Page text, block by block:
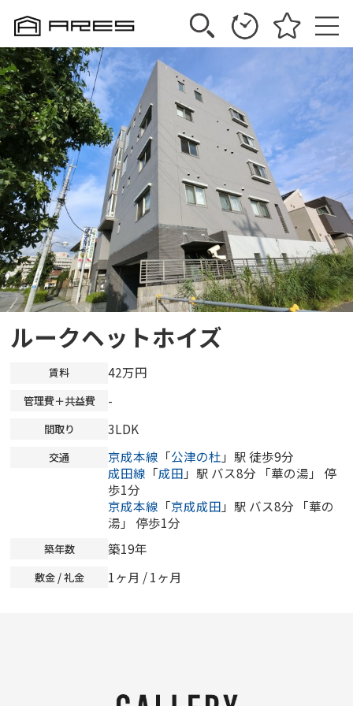
ルークヘットホイズ
賃料 42万円
管理費＋共益費 -
間取り 3LDK
交通 京成本線 「公津の杜 」駅 徒歩9分
成田線 「成田 」駅 バス8分 「華の湯」 停
歩1分
京成本線 「京成成田 」駅 バス8分 「華の
湯」 停歩1分
築年数 築19年
敷金 / 礼金 1ヶ月 / 1ヶ月